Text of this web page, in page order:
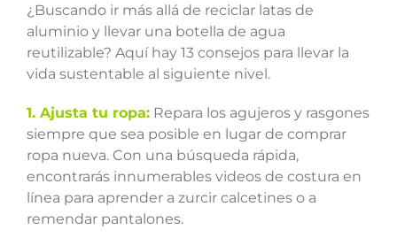
¿Buscando ir más allá de reciclar latas de
aluminio y llevar una botella de agua
reutilizable? Aquí hay 13 consejos para llevar la
vida sustentable al siguiente nivel.
1. Ajusta tu ropa: Repara los agujeros y rasgones
siempre que sea posible en lugar de comprar
ropa nueva. Con una búsqueda rápida,
encontrarás innumerables videos de costura en
línea para aprender a zurcir calcetines o a
remendar pantalones.